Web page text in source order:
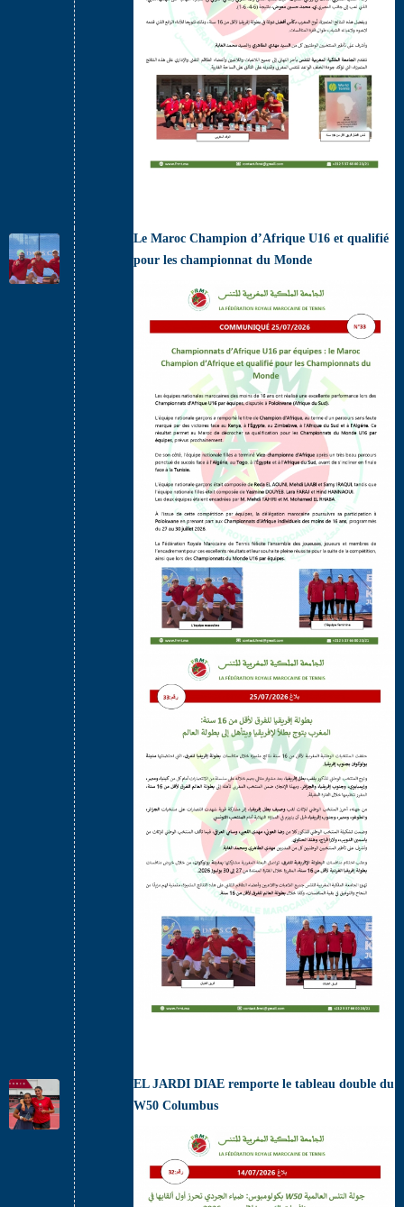
Le Maroc Champion d’Afrique U16 et qualifié
pour les championnat du Monde
EL JARDI DIAE remporte le tableau double du
W50 Columbus